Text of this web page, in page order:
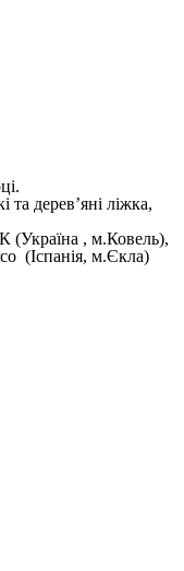
та дерев’яні ліжка,
(Україна , м.Ковель),
(Іспанія, м.Єкла)